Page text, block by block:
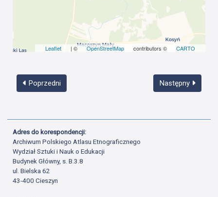
Leaflet | © OpenStreetMap contributors © CARTO
Poprzedni Następny
Adres do korespondencji:
Archiwum Polskiego Atlasu Etnograficznego
Wydział Sztuki i Nauk o Edukacji
Budynek Główny, s. B.3.8
ul. Bielska 62
43-400 Cieszyn